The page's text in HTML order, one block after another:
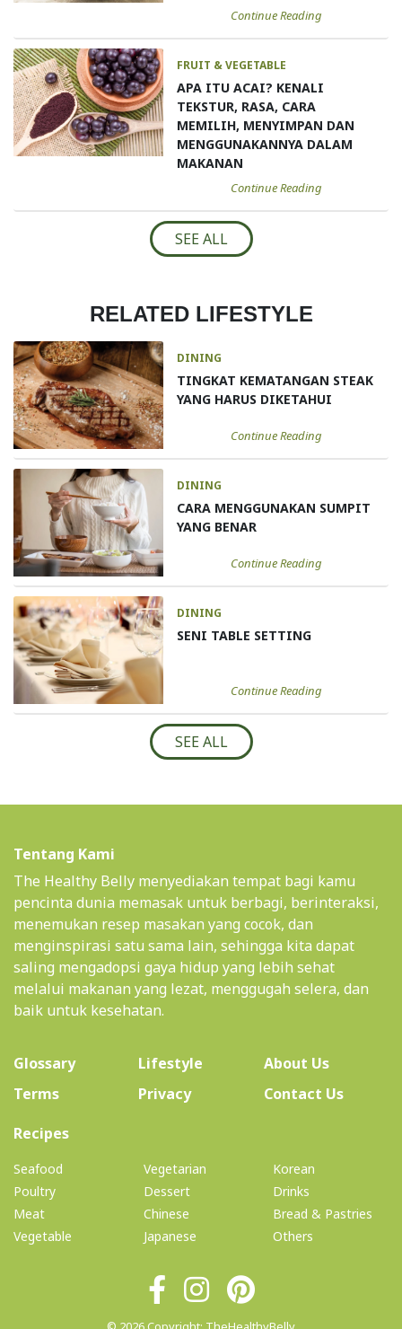
Continue Reading
FRUIT & VEGETABLE
APA ITU ACAI? KENALI
TEKSTUR, RASA, CARA
MEMILIH, MENYIMPAN DAN
MENGGUNAKANNYA DALAM
MAKANAN
Continue Reading
SEE ALL
RELATED LIFESTYLE
DINING
TINGKAT KEMATANGAN STEAK
YANG HARUS DIKETAHUI
Continue Reading
DINING
CARA MENGGUNAKAN SUMPIT
YANG BENAR
Continue Reading
DINING
SENI TABLE SETTING
Continue Reading
SEE ALL
Tentang Kami
The Healthy Belly menyediakan tempat bagi kamu
pencinta dunia memasak untuk berbagi, berinteraksi,
menemukan resep masakan yang cocok, dan
menginspirasi satu sama lain, sehingga kita dapat
saling mengadopsi gaya hidup yang lebih sehat
melalui makanan yang lezat, menggugah selera, dan
baik untuk kesehatan.
Glossary Lifestyle About Us(current)
Terms
Privacy
Contact Us
Recipes(current)
Seafood
Poultry
Meat
Vegetable
Vegetarian
Dessert
Chinese
Japanese
Korean
Drinks
Bread & Pastries
Others